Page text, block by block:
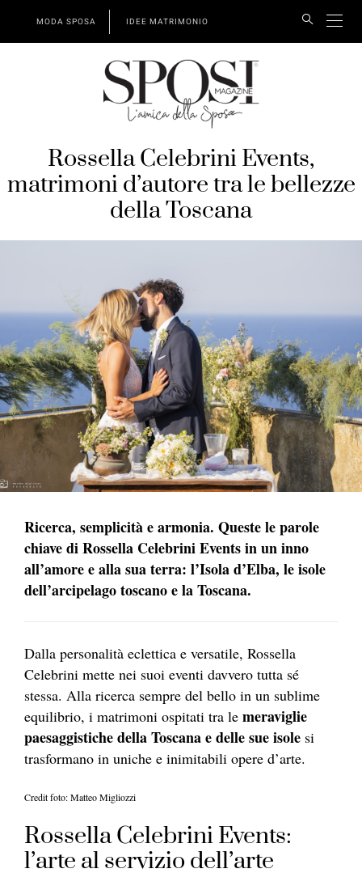
MODA SPOSA IDEE MATRIMONIO
Rossella Celebrini Events,
matrimoni d’autore tra le bellezze
della Toscana
Ricerca, semplicità e armonia. Queste le parole
chiave di Rossella Celebrini Events in un inno
all’amore e alla sua terra: l’Isola d’Elba, le isole
dell’arcipelago toscano e la Toscana.
Dalla personalità eclettica e versatile, Rossella
Celebrini mette nei suoi eventi davvero tutta sé
stessa. Alla ricerca sempre del bello in un sublime
equilibrio, i matrimoni ospitati tra le meraviglie
paesaggistiche della Toscana e delle sue isole si
trasformano in uniche e inimitabili opere d’arte.
Credit foto: Matteo Migliozzi
Rossella Celebrini Events:
l’arte al servizio dell’arte